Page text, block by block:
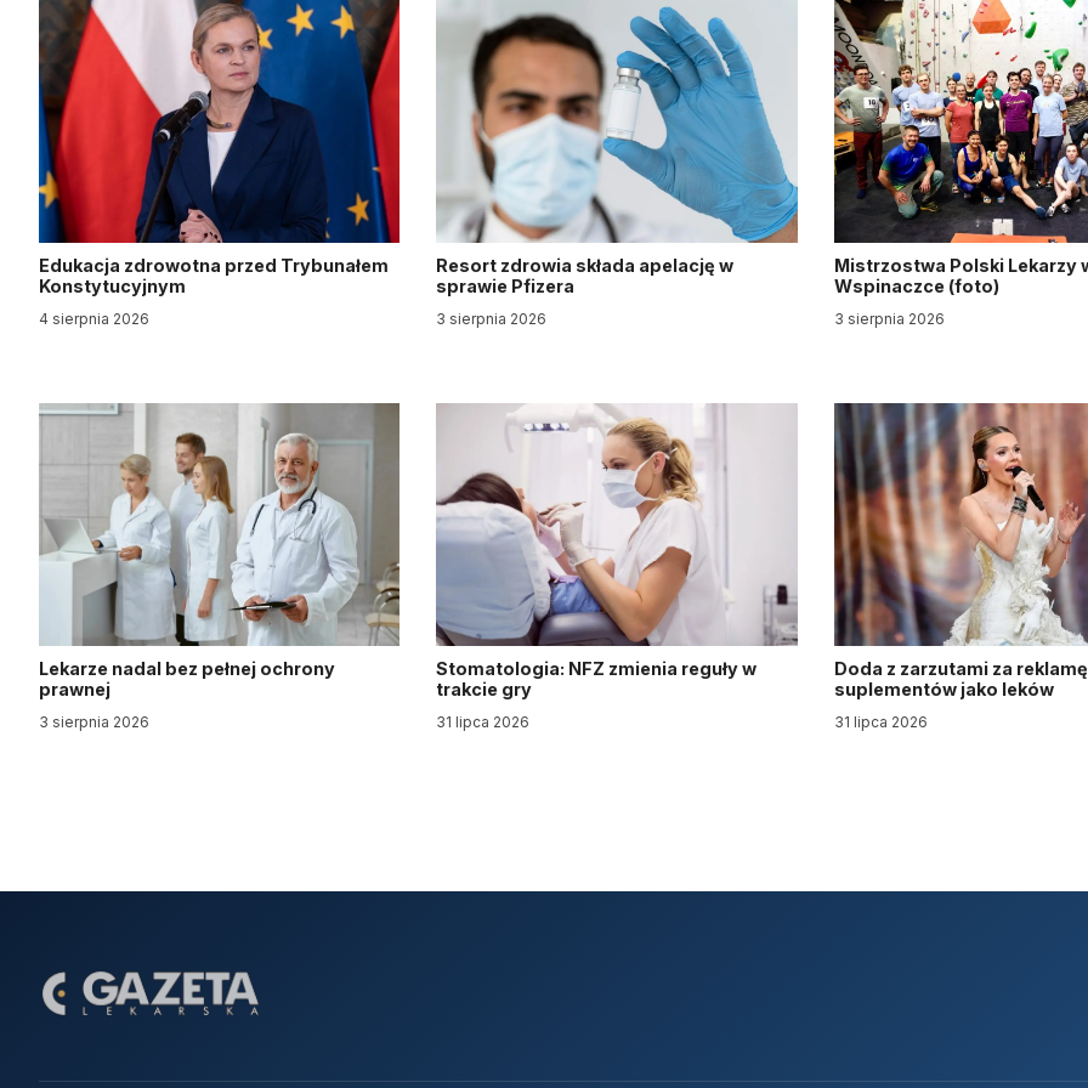
Edukacja zdrowotna przed Trybunałem
Konstytucyjnym
4 sierpnia 2026
Resort zdrowia składa apelację w
sprawie Pfizera
3 sierpnia 2026
Mistrzostwa Polski Lekarzy
Wspinaczce (foto)
3 sierpnia 2026
Lekarze nadal bez pełnej ochrony
prawnej
3 sierpnia 2026
Stomatologia: NFZ zmienia reguły w
trakcie gry
31 lipca 2026
Doda z zarzutami za reklamę
suplementów jako leków
31 lipca 2026